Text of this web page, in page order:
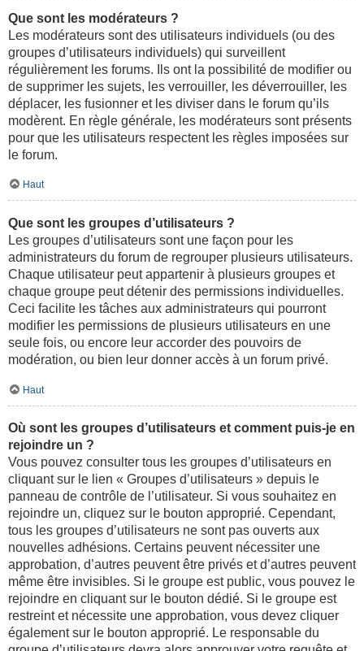
Que sont les modérateurs ?
Les modérateurs sont des utilisateurs individuels (ou des
groupes d’utilisateurs individuels) qui surveillent
régulièrement les forums. Ils ont la possibilité de modifier ou
de supprimer les sujets, les verrouiller, les déverrouiller, les
déplacer, les fusionner et les diviser dans le forum qu’ils
modèrent. En règle générale, les modérateurs sont présents
pour que les utilisateurs respectent les règles imposées sur
le forum.
Haut
Que sont les groupes d’utilisateurs ?
Les groupes d’utilisateurs sont une façon pour les
administrateurs du forum de regrouper plusieurs utilisateurs.
Chaque utilisateur peut appartenir à plusieurs groupes et
chaque groupe peut détenir des permissions individuelles.
Ceci facilite les tâches aux administrateurs qui pourront
modifier les permissions de plusieurs utilisateurs en une
seule fois, ou encore leur accorder des pouvoirs de
modération, ou bien leur donner accès à un forum privé.
Haut
Où sont les groupes d’utilisateurs et comment puis-je en
rejoindre un ?
Vous pouvez consulter tous les groupes d’utilisateurs en
cliquant sur le lien « Groupes d’utilisateurs » depuis le
panneau de contrôle de l’utilisateur. Si vous souhaitez en
rejoindre un, cliquez sur le bouton approprié. Cependant,
tous les groupes d’utilisateurs ne sont pas ouverts aux
nouvelles adhésions. Certains peuvent nécessiter une
approbation, d’autres peuvent être privés et d’autres peuvent
même être invisibles. Si le groupe est public, vous pouvez le
rejoindre en cliquant sur le bouton dédié. Si le groupe est
restreint et nécessite une approbation, vous devez cliquer
également sur le bouton approprié. Le responsable du